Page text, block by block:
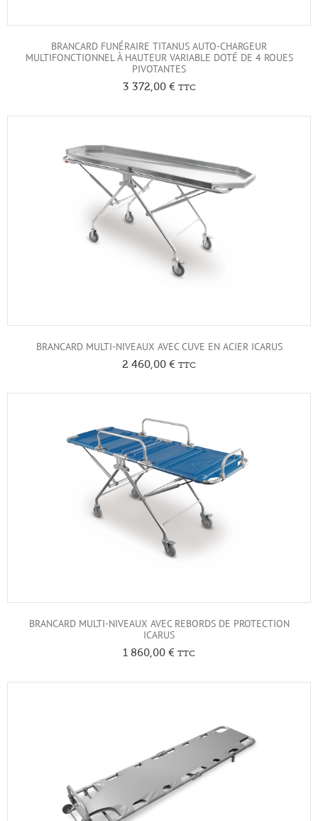
BRANCARD FUNÉRAIRE TITANUS AUTO-CHARGEUR
MULTIFONCTIONNEL À HAUTEUR VARIABLE DOTÉ DE 4 ROUES
PIVOTANTES
3 372,00 € TTC
BRANCARD MULTI-NIVEAUX AVEC CUVE EN ACIER ICARUS
2 460,00 € TTC
BRANCARD MULTI-NIVEAUX AVEC REBORDS DE PROTECTION
ICARUS
1 860,00 € TTC